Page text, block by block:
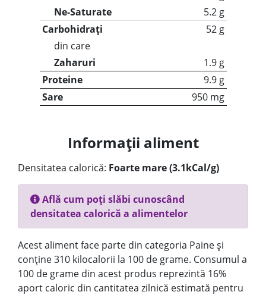
Ne-Saturate
5.2 g
Carbohidrați
52 g
din care
Zaharuri
1.9 g
Proteine
9.9 g
Sare
950 mg
Informații aliment
Densitatea calorică: Foarte mare (3.1kCal/g)
Află cum poți slăbi cunoscând
densitatea calorică a alimentelor
Acest aliment face parte din categoria Paine și
conține 310 kilocalorii la 100 de grame. Consumul a
100 de grame din acest produs reprezintă 16%
aport caloric din cantitatea zilnică estimată pentru